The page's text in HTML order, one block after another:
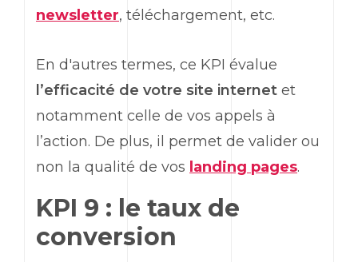
newsletter, téléchargement, etc.
En d'autres termes, ce KPI évalue
l’efficacité de votre site internet et
notamment celle de vos appels à
l’action. De plus, il permet de valider ou
non la qualité de vos landing pages.
KPI 9 : le taux de
conversion